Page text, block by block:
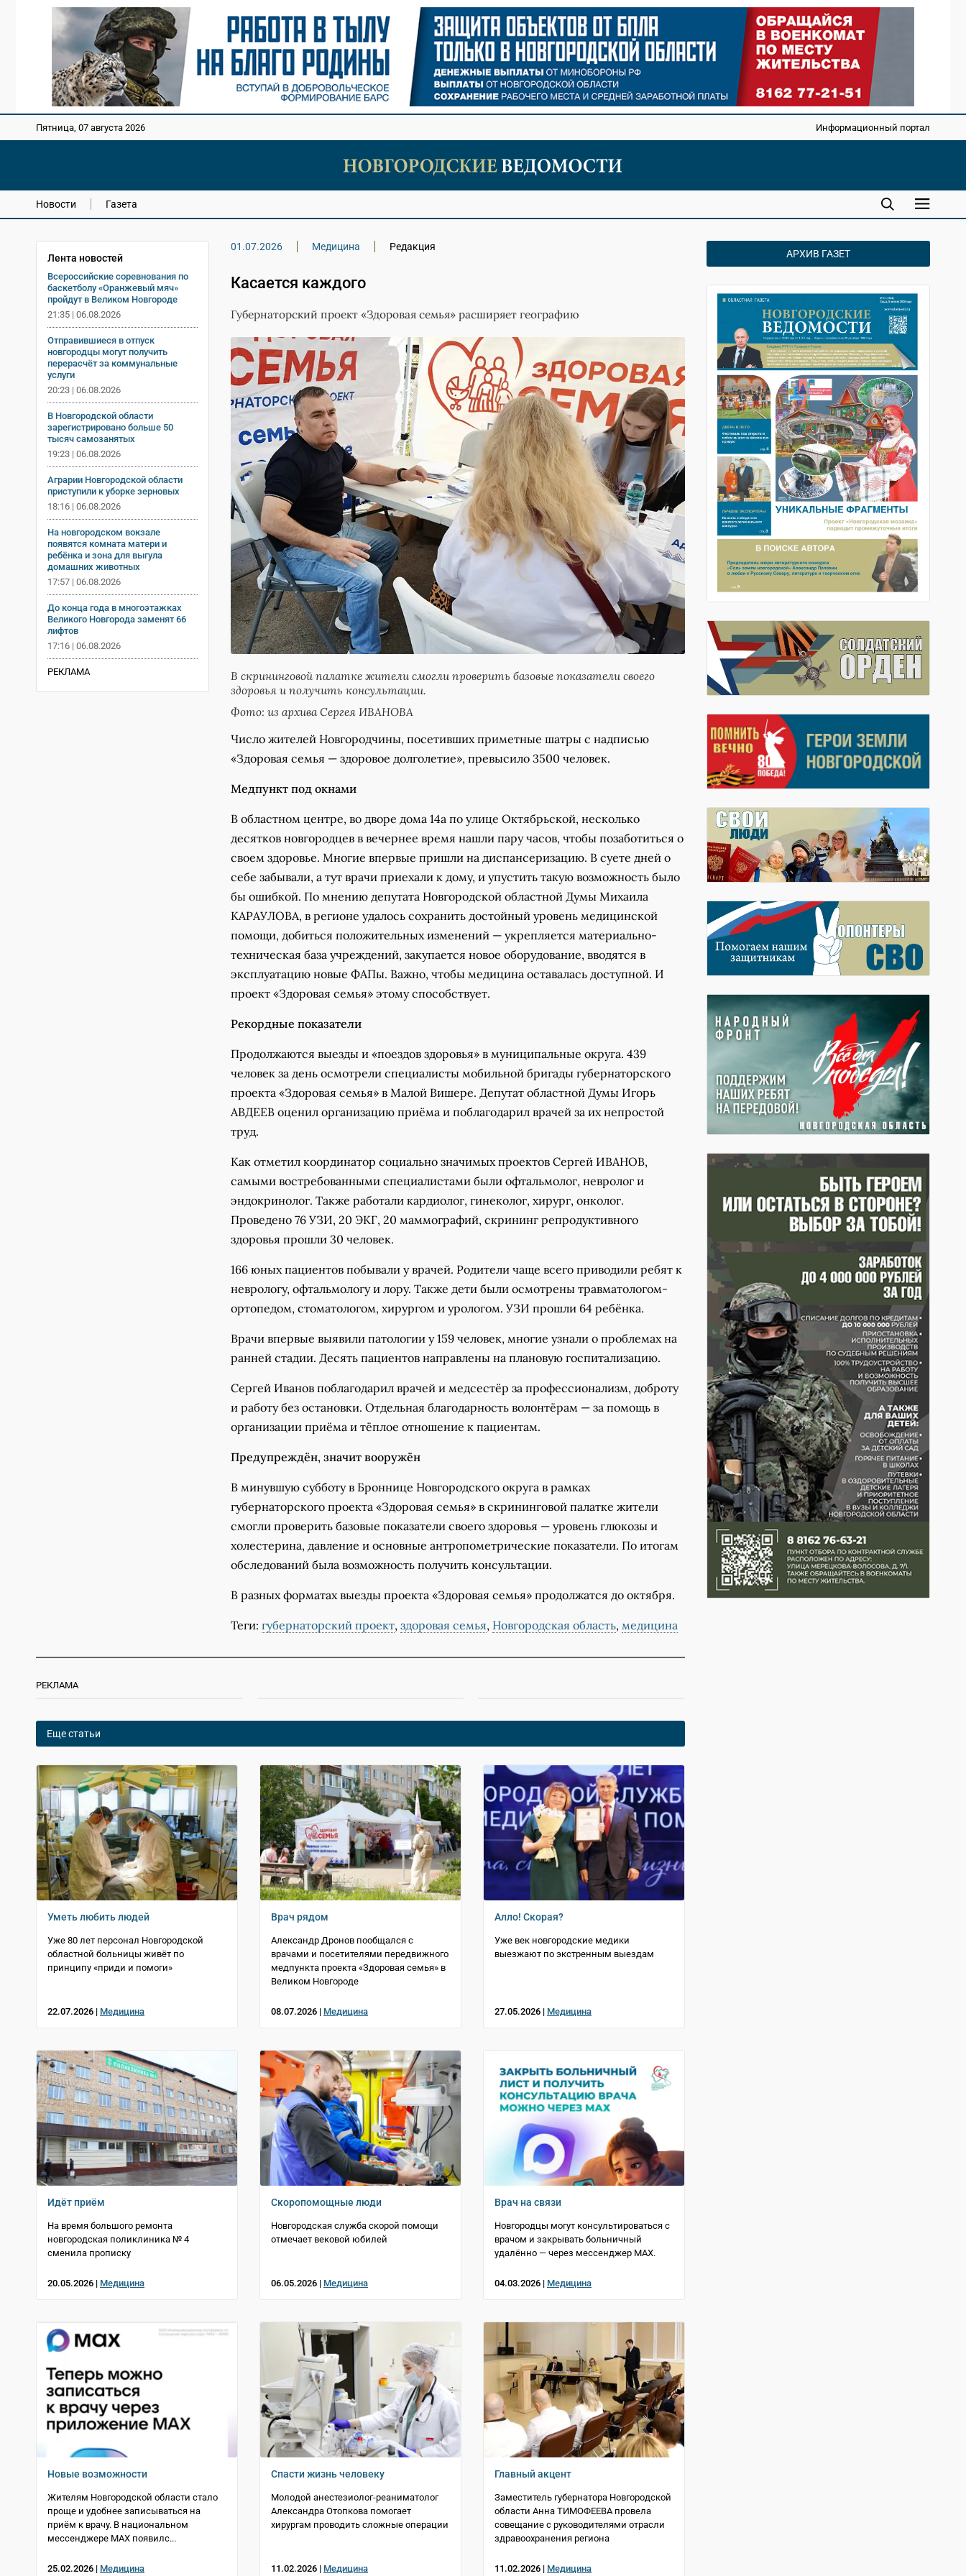
Пятница, 07 августа 2026 Информационный портал
Новости Газета
Лента новостей
Всероссийские соревнования по
баскетболу «Оранжевый мяч»
пройдут в Великом Новгороде
21:35 | 06.08.2026
Отправившиеся в отпуск
новгородцы могут получить
перерасчёт за коммунальные
услуги
20:23 | 06.08.2026
В Новгородской области
зарегистрировано больше 50
тысяч самозанятых
19:23 | 06.08.2026
Аграрии Новгородской области
приступили к уборке зерновых
18:16 | 06.08.2026
На новгородском вокзале
появятся комната матери и
ребёнка и зона для выгула
домашних животных
17:57 | 06.08.2026
До конца года в многоэтажках
Великого Новгорода заменят 66
лифтов
17:16 | 06.08.2026
РЕКЛАМА
01.07.2026 Медицина Редакция
Касается каждого
Губернаторский проект «Здоровая семья» расширяет географию
В скрининговой палатке жители смогли проверить базовые показатели своего
здоровья и получить консультации.
Фото: из архива Сергея ИВАНОВА
Число жителей Новгородчины, посетивших приметные шатры с надписью
«Здоровая семья — здоровое долголетие», превысило 3500 человек.
Медпункт под окнами
В областном центре, во дворе дома 14а по улице Октябрьской, несколько
десятков новгородцев в вечернее время нашли пару часов, чтобы позаботиться о
своем здоровье. Многие впервые пришли на диспансеризацию. В суете дней о
себе забывали, а тут врачи приехали к дому, и упустить такую возможность было
бы ошибкой. По мнению депутата Новгородской областной Думы Михаила
КАРАУЛОВА, в регионе удалось сохранить достойный уровень медицинской
помощи, добиться положительных изменений — укрепляется материально-
техническая база учреждений, закупается новое оборудование, вводятся в
эксплуатацию новые ФАПы. Важно, чтобы медицина оставалась доступной. И
проект «Здоровая семья» этому способствует.
Рекордные показатели
Продолжаются выезды и «поездов здоровья» в муниципальные округа. 439
человек за день осмотрели специалисты мобильной бригады губернаторского
проекта «Здоровая семья» в Малой Вишере. Депутат областной Думы Игорь
АВДЕЕВ оценил организацию приёма и поблагодарил врачей за их непростой
труд.
Как отметил координатор социально значимых проектов Сергей ИВАНОВ,
самыми востребованными специалистами были офтальмолог, невролог и
эндокринолог. Также работали кардиолог, гинеколог, хирург, онколог.
Проведено 76 УЗИ, 20 ЭКГ, 20 маммографий, скрининг репродуктивного
здоровья прошли 30 человек.
166 юных пациентов побывали у врачей. Родители чаще всего приводили ребят к
неврологу, офтальмологу и лору. Также дети были осмотрены травматологом-
ортопедом, стоматологом, хирургом и урологом. УЗИ прошли 64 ребёнка.
Врачи впервые выявили патологии у 159 человек, многие узнали о проблемах на
ранней стадии. Десять пациентов направлены на плановую госпитализацию.
Сергей Иванов поблагодарил врачей и медсестёр за профессионализм, доброту
и работу без остановки. Отдельная благодарность волонтёрам — за помощь в
организации приёма и тёплое отношение к пациентам.
Предупреждён, значит вооружён
В минувшую субботу в Броннице Новгородского округа в рамках
губернаторского проекта «Здоровая семья» в скрининговой палатке жители
смогли проверить базовые показатели своего здоровья — уровень глюкозы и
холестерина, давление и основные антропометрические показатели. По итогам
обследований была возможность получить консультации.
В разных форматах выезды проекта «Здоровая семья» продолжатся до октября.
Теги: губернаторский проект, здоровая семья, Новгородская область, медицина
РЕКЛАМА
Еще статьи
Уметь любить людей
Уже 80 лет персонал Новгородской
областной больницы живёт по
принципу «приди и помоги»
22.07.2026 | Медицина
Врач рядом
Александр Дронов пообщался с
врачами и посетителями передвижного
медпункта проекта «Здоровая семья» в
Великом Новгороде
08.07.2026 | Медицина
Алло! Скорая?
Уже век новгородские медики
выезжают по экстренным выездам
27.05.2026 | Медицина
Идёт приём
На время большого ремонта
новгородская поликлиника № 4
сменила прописку
20.05.2026 | Медицина
Скоропомощные люди
Новгородская служба скорой помощи
отмечает вековой юбилей
06.05.2026 | Медицина
Врач на связи
Новгородцы могут консультироваться с
врачом и закрывать больничный
удалённо — через мессенджер МАХ.
04.03.2026 | Медицина
Новые возможности
Жителям Новгородской области стало
проще и удобнее записываться на
приём к врачу. В национальном
мессенджере МАХ появилс...
25.02.2026 | Медицина
Спасти жизнь человеку
Молодой анестезиолог-реаниматолог
Александра Отопкова помогает
хирургам проводить сложные операции
11.02.2026 | Медицина
Главный акцент
Заместитель губернатора Новгородской
области Анна ТИМОФЕЕВА провела
совещание с руководителями отрасли
здравоохранения региона
11.02.2026 | Медицина
АРХИВ ГАЗЕТ